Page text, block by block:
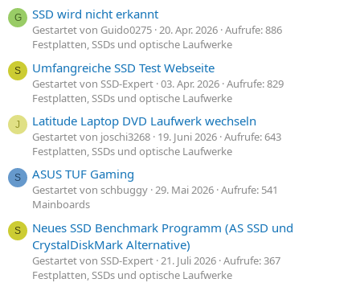
G SSD wird nicht erkannt
Gestartet von Guido0275 20. Apr. 2026 Aufrufe: 886
Festplatten, SSDs und optische Laufwerke
S Umfangreiche SSD Test Webseite
Gestartet von SSD-Expert 03. Apr. 2026 Aufrufe: 829
Festplatten, SSDs und optische Laufwerke
J Latitude Laptop DVD Laufwerk wechseln
Gestartet von joschi3268 19. Juni 2026 Aufrufe: 643
Festplatten, SSDs und optische Laufwerke
S ASUS TUF Gaming
Gestartet von schbuggy 29. Mai 2026 Aufrufe: 541
Mainboards
S
Neues SSD Benchmark Programm (AS SSD und
CrystalDiskMark Alternative)
Gestartet von SSD-Expert 21. Juli 2026 Aufrufe: 367
Festplatten, SSDs und optische Laufwerke